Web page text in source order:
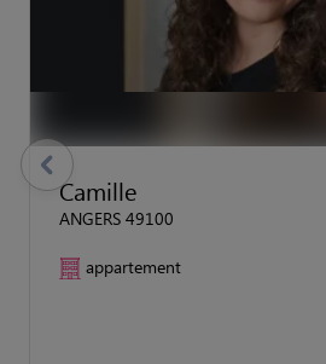
Camille
ANGERS 49100
appartement
previous